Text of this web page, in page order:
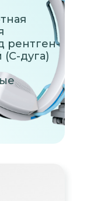
рентген-
(С-дуга)